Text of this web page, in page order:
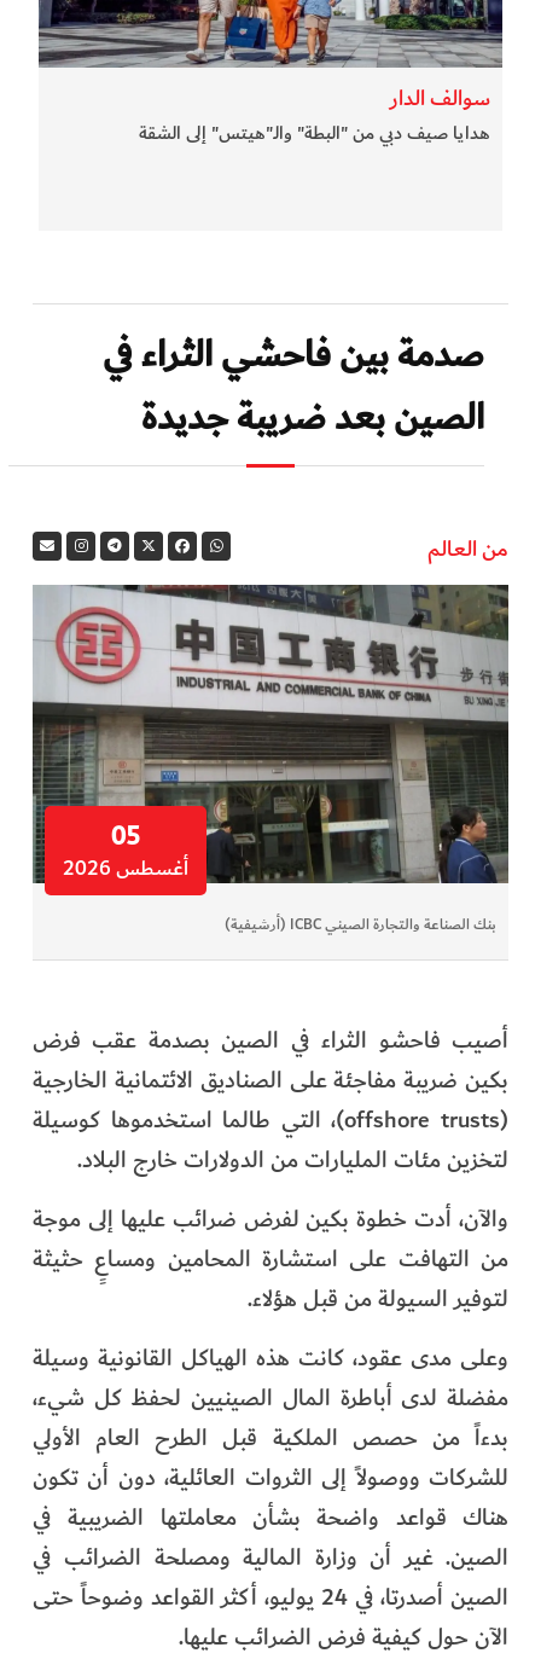
سوالف الدار
هدايا صيف دبي من "البطة" والـ"هيتس" إلى الشقة
صدمة بين فاحشي الثراء في
الصين بعد ضريبة جديدة
من العالم
05
أغسطس 2026
بنك الصناعة والتجارة الصيني ICBC (أرشيفية)
أصيب فاحشو الثراء في الصين بصدمة عقب فرض
بكين ضريبة مفاجئة على الصناديق الائتمانية الخارجية
(offshore trusts)، التي طالما استخدموها كوسيلة
لتخزين مئات المليارات من الدولارات خارج البلاد.
والآن، أدت خطوة بكين لفرض ضرائب عليها إلى موجة
من التهافت على استشارة المحامين ومساعٍ حثيثة
لتوفير السيولة من قبل هؤلاء.
وعلى مدى عقود، كانت هذه الهياكل القانونية وسيلة
مفضلة لدى أباطرة المال الصينيين لحفظ كل شيء،
بدءاً من حصص الملكية قبل الطرح العام الأولي
للشركات ووصولاً إلى الثروات العائلية، دون أن تكون
هناك قواعد واضحة بشأن معاملتها الضريبية في
الصين. غير أن وزارة المالية ومصلحة الضرائب في
الصين أصدرتا، في 24 يوليو، أكثر القواعد وضوحاً حتى
الآن حول كيفية فرض الضرائب عليها.